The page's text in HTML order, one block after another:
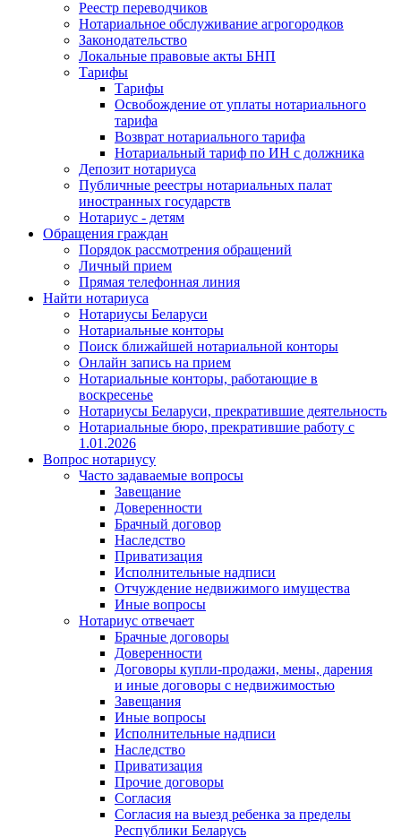
Реестр переводчиков
Нотариальное обслуживание агрогородков
Законодательство
Локальные правовые акты БНП
Тарифы
Тарифы
Освобождение от уплаты нотариального
тарифа
Возврат нотариального тарифа
Нотариальный тариф по ИН с должника
Депозит нотариуса
Публичные реестры нотариальных палат
иностранных государств
Нотариус - детям
Обращения граждан
Порядок рассмотрения обращений
Личный прием
Прямая телефонная линия
Найти нотариуса
Нотариусы Беларуси
Нотариальные конторы
Поиск ближайшей нотариальной конторы
Онлайн запись на прием
Нотариальные конторы, работающие в
воскресенье
Нотариусы Беларуси, прекратившие деятельность
Нотариальные бюро, прекратившие работу с
1.01.2026
Вопрос нотариусу
Часто задаваемые вопросы
Завещание
Доверенности
Брачный договор
Наследство
Приватизация
Исполнительные надписи
Отчуждение недвижимого имущества
Иные вопросы
Нотариус отвечает
Брачные договоры
Доверенности
Договоры купли-продажи, мены, дарения
и иные договоры с недвижимостью
Завещания
Иные вопросы
Исполнительные надписи
Наследство
Приватизация
Прочие договоры
Согласия
Согласия на выезд ребенка за пределы
Республики Беларусь